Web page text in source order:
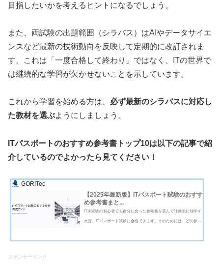
目指したいかを考えるヒントになるでしょう。
また、両試験の出題範囲（シラバス）はAIやデータサイエ
ンスなど最新の技術動向を反映して定期的に改訂されま
す。これは「一度合格して終わり」ではなく、ITの世界で
は継続的な学習が欠かせないことを示しています。
これから学習を始める方は、 必ず最新のシラバスに対応し
た教材を選ぶようにしましょう。
ITパスポートのおすすめ参考書トップ10は以下の記事で紹
介しているのでよかったら見てください！
GORITec
【2025年最新版】ITパスポート試験のおすす
め参考書まと...
IT未経験の初心者でも自分に合った参考書を選んで計画的に独学す
れば、ITパスポート試験に合格できます。そのためには、どの参考
心者に評判の良いおすすめ参考書を厳選し、ランキング形式でご紹
スポンサーリンク